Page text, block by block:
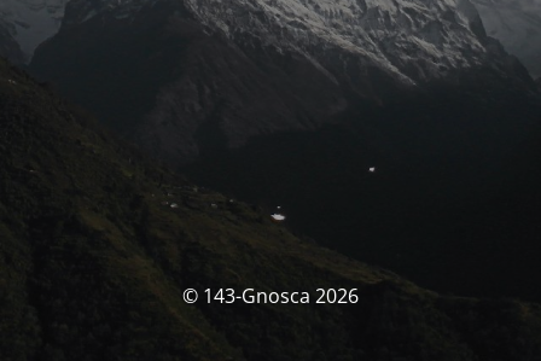
© 143-Gnosca 2026